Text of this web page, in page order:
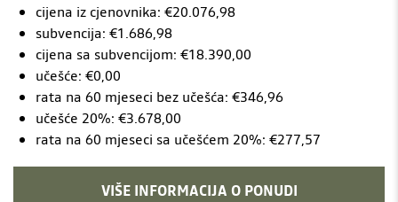
cijena iz cjenovnika: €20.076,98
subvencija: €1.686,98
cijena sa subvencijom: €18.390,00
učešće: €0,00
rata na 60 mjeseci bez učešća: €346,96
učešće 20%: €3.678,00
rata na 60 mjeseci sa učešćem 20%: €277,57
VIŠE INFORMACIJA O PONUDI